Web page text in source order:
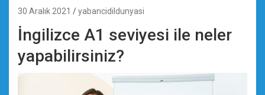
30 Aralık 2021 yabancidildunyasi
İngilizce A1 seviyesi ile neler
yapabilirsiniz?